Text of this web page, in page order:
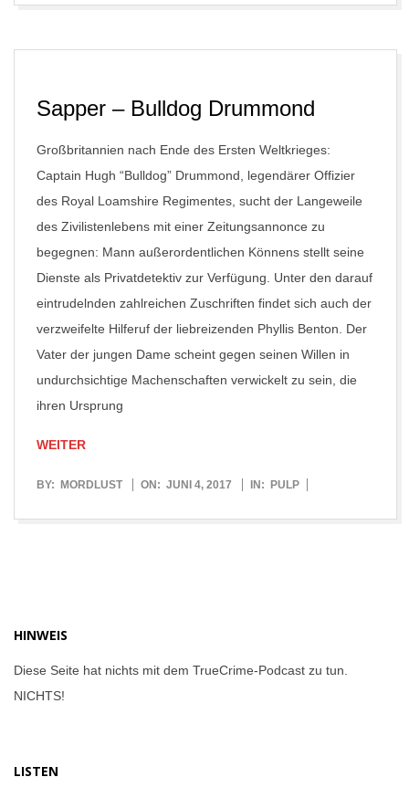
Sapper – Bulldog Drummond
Großbritannien nach Ende des Ersten Weltkrieges:
Captain Hugh “Bulldog” Drummond, legendärer Offizier
des Royal Loamshire Regimentes, sucht der Langeweile
des Zivilistenlebens mit einer Zeitungsannonce zu
begegnen: Mann außerordentlichen Könnens stellt seine
Dienste als Privatdetektiv zur Verfügung. Unter den darauf
eintrudelnden zahlreichen Zuschriften findet sich auch der
verzweifelte Hilferuf der liebreizenden Phyllis Benton. Der
Vater der jungen Dame scheint gegen seinen Willen in
undurchsichtige Machenschaften verwickelt zu sein, die
ihren Ursprung
WEITER
2017-
BY: MORDLUST ON: JUNI 4, 2017 IN: PULP
HINWEIS
Diese Seite hat nichts mit dem TrueCrime-Podcast zu tun.
NICHTS!
LISTEN